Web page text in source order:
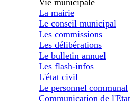
Vie municipale
La mairie
Le conseil municipal
Les commissions
Les délibérations
Le bulletin annuel
Les flash-infos
L'état civil
Le personnel communal
Communication de l'Etat